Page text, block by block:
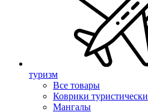
туризм
Все товары
Коврики
Мангалы